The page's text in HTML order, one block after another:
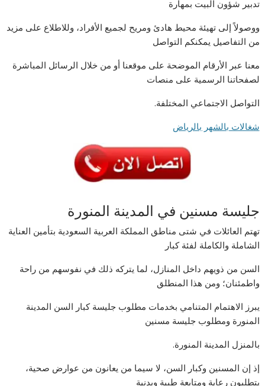
تدبير شؤون البيت بمهارة
ووصولاً إلى تهيئة محيط هادئ ومريح لجميع الأفراد، وللاطلاع على مزيد
من التفاصيل يمكنكم التواصل
معنا عبر الأرقام الموضحة على موقعنا أو من خلال الرسائل المباشرة
لصفحاتنا الرسمية على منصات
التواصل الاجتماعي المختلفة.
شغالات بالشهر بالرياض
جليسة مسنين في المدينة المنورة
تهتم العائلات في شتى مناطق المملكة العربية السعودية بتأمين العناية
الشاملة والكاملة لفئة كبار
السن من ذويهم داخل المنازل، لما يتركه ذلك في نفوسهم من راحة
واطمئنان؛ ومن هذا المنطلق
يبرز الاهتمام المتنامي بخدمات مطلوب جليسة كبار السن المدينة
المنورة ومطلوب جليسة مسنين
بالمنزل المدينة المنورة.
إذ إن المسنين وكبار السن، لا سيما من يعانون من عوارض صحية،
يتطلبون رعاية ومتابعة طبية وبدنية